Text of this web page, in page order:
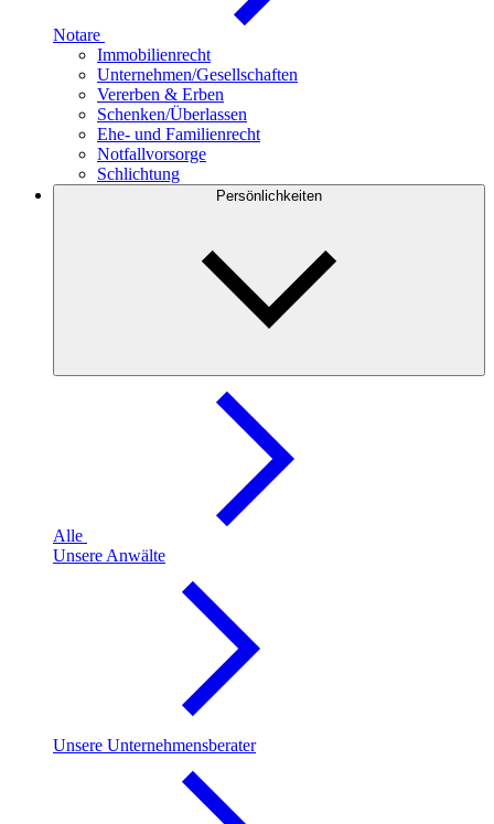
Notare
Immobilienrecht
Unternehmen/Gesellschaften
Vererben & Erben
Schenken/Überlassen
Ehe- und Familienrecht
Notfallvorsorge
Schlichtung
Persönlichkeiten
Alle
Unsere Anwälte
Unsere Unternehmensberater